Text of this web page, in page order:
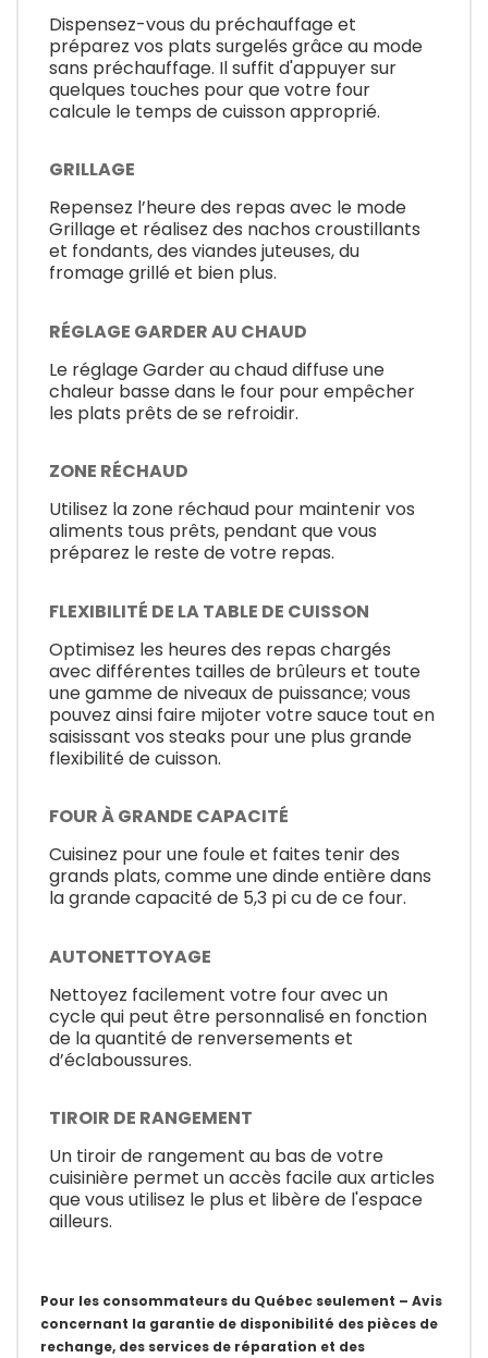
Dispensez-vous du préchauffage et
préparez vos plats surgelés grâce au mode
sans préchauffage. Il suffit d'appuyer sur
quelques touches pour que votre four
calcule le temps de cuisson approprié.
GRILLAGE
Repensez l’heure des repas avec le mode
Grillage et réalisez des nachos croustillants
et fondants, des viandes juteuses, du
fromage grillé et bien plus.
RÉGLAGE GARDER AU CHAUD
Le réglage Garder au chaud diffuse une
chaleur basse dans le four pour empêcher
les plats prêts de se refroidir.
ZONE RÉCHAUD
Utilisez la zone réchaud pour maintenir vos
aliments tous prêts, pendant que vous
préparez le reste de votre repas.
FLEXIBILITÉ DE LA TABLE DE CUISSON
Optimisez les heures des repas chargés
avec différentes tailles de brûleurs et toute
une gamme de niveaux de puissance; vous
pouvez ainsi faire mijoter votre sauce tout en
saisissant vos steaks pour une plus grande
flexibilité de cuisson.
FOUR À GRANDE CAPACITÉ
Cuisinez pour une foule et faites tenir des
grands plats, comme une dinde entière dans
la grande capacité de 5,3 pi cu de ce four.
AUTONETTOYAGE
Nettoyez facilement votre four avec un
cycle qui peut être personnalisé en fonction
de la quantité de renversements et
d’éclaboussures.
TIROIR DE RANGEMENT
Un tiroir de rangement au bas de votre
cuisinière permet un accès facile aux articles
que vous utilisez le plus et libère de l'espace
ailleurs.
Pour les consommateurs du Québec seulement – Avis
concernant la garantie de disponibilité des pièces de
rechange, des services de réparation et des